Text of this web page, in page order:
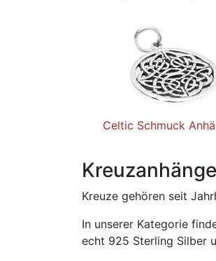
Celtic Schmuck
Kreuze gehören seit
In unserer Kategorie
echt 925 Sterling Silber